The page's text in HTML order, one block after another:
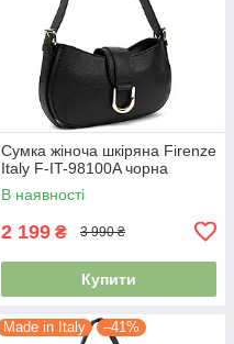
Сумка жіноча шкіряна Firenze
Italy F-IT-98100A чорна
В наявності
2 199 ₴ 3 990 ₴
Купити
Made in Italy –41%